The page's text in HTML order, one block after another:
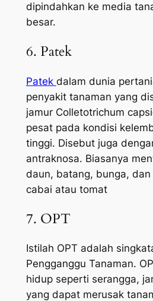
dipindahkan ke media
besar.
6. Patek
Patek dalam dunia
penyakit tanaman yang
jamur Colletotrichum
pesat pada kondisi
tinggi. Disebut juga
antraknosa. Biasanya
daun, batang, bunga,
cabai atau tomat
7. OPT
Istilah OPT adalah
Pengganggu Tanaman.
hidup seperti serangga,
yang dapat merusak